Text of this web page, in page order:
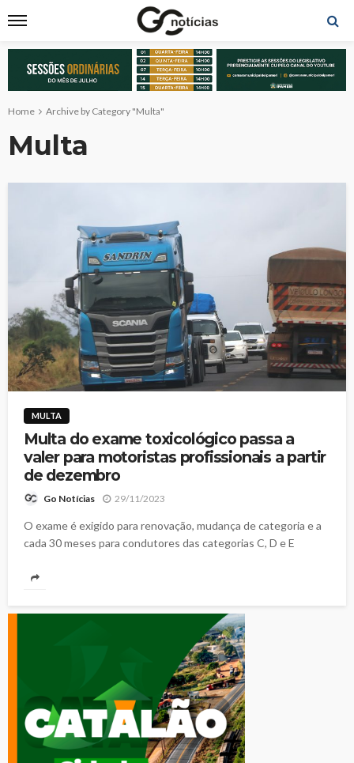
Home Archive by Category "Multa"
Multa
MULTA
Multa do exame toxicológico passa a
valer para motoristas profissionais a partir
de dezembro
Go Notícias 29/11/2023
O exame é exigido para renovação, mudança de categoria e a
cada 30 meses para condutores das categorias C, D e E